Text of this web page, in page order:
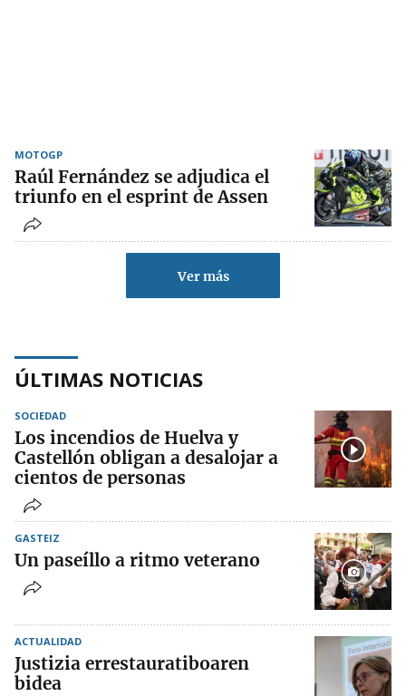
MOTOGP
Raúl Fernández se adjudica el
triunfo en el esprint de Assen
Ver más
ÚLTIMAS NOTICIAS
SOCIEDAD
Los incendios de Huelva y
Castellón obligan a desalojar a
cientos de personas
GASTEIZ
Un paseíllo a ritmo veterano
ACTUALIDAD
Justizia errestauratiboaren
bidea